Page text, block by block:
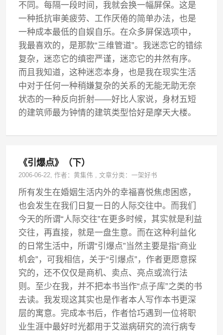
不同。每隔一段时间，我就会换一幅屏保。这是
一种抵抗审美疲劳、工作厌倦的简单办法，也是
一种成本最低的自娱自乐。在众多屏保选项中，
我最喜欢的，是那款“三维管道”。我迷恋它的错综
复杂，迷恋它的缜密严谨，迷恋它的井然有序。
而且我知道，这种迷恋本身，也是我在现实生活
中对于任何一种稍嫌复杂的关系的无能无助无奈
状态的一种反向折射——好比人家说，身材五短
的建筑师最为钟情的建筑类型恰好是摩天大楼。
《引爆点》（下）
2006-06-22, 作者：黄集伟 ,文章分类：一架好书
所有发生在婚姻生活内外的幸福喜悦焦虑困惑，
也会发生在我们日复一日的人际交往中。而我们
今天的所谓“人际交往”在更多时候，其实就是利益
交往，再直接，就是一盘生意。而在这种利益化
的日常生活中，所谓“引爆点”当然主要是指“商业
机会”，可我相信，关于“引爆点”，作者更愿意探
究的，还不仅仅是商机、卖点、亮点或流行法
则。至少在我，并不把本书当作“点子库”之类的书
去读。我发现这其实也是作者本人写作本书更深
层的寓意。完成本书后，作者恰巧遇到一位将职
业生涯中最好时光都用于艾滋病研究的流行病专